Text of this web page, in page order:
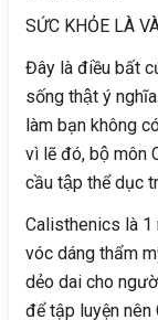
SỨC KHỎE LÀ
Đây là điều bất
sống thật ý
làm bạn không
vì lẽ đó, bộ môn
cầu tập thể dục
Calisthenics là 1
vóc dáng thẩm
dẻo dai cho
để tập luyện